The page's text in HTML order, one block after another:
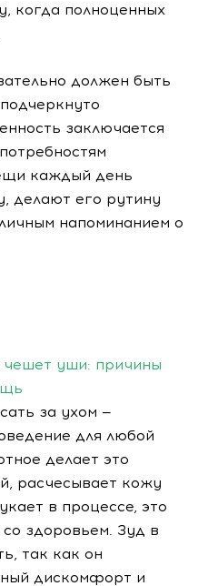
когда полноценных
должен быть
заключается
каждый день
делают его рутину
напоминанием о
чешет уши: причины
за ухом —
для любой
делает это
расчесывает кожу
в процессе, это
здоровьем. Зуд в
так как он
дискомфорт и